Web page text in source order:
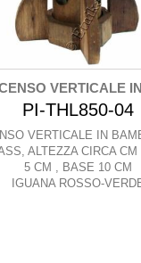
VERTICALE
PI-THL850-04
VERTICALE IN
ALTEZZA CIRCA
5 CM , BASE 10 CM
IGUANA ROSSO-